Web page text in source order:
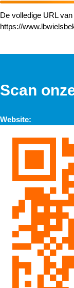
De volledige URL
https://
Scan
Website: